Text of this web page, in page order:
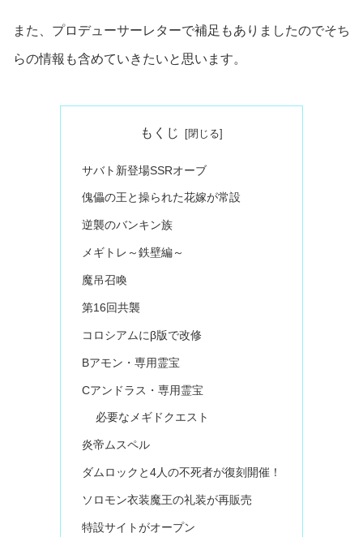
また、プロデューサーレターで補足もありましたのでそち
らの情報も含めていきたいと思います。
もくじ
サバト新登場SSRオーブ
傀儡の王と操られた花嫁が常設
逆襲のバンキン族
メギトレ～鉄壁編～
魔吊召喚
第16回共襲
コロシアムにβ版で改修
Bアモン・専用霊宝
Cアンドラス・専用霊宝
必要なメギドクエスト
炎帝ムスペル
ダムロックと4人の不死者が復刻開催！
ソロモン衣装魔王の礼装が再販売
特設サイトがオープン